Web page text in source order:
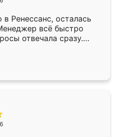
только здесь.
Ренессанс, осталась
всё быстро
отвечала сразу.
субботу, подошёл к
Собрали
аккуратно, даже